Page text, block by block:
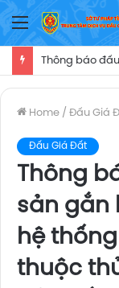
Menu
Home / Đấu Giá
Đấu Giá Đất
Thông
sản gắn
hệ
thuộc